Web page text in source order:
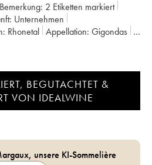
Bemerkung: 2 Etiketten markiert
unternehmen
Rhonetal Appellation:
Gigondas
BEGUTACHTET &
VON IDEALWINE
unsere KI-Sommelière